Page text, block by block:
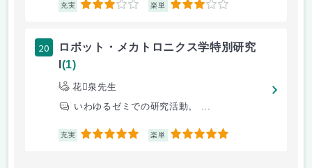
充実 3 楽単 3
20
ロボット・メカトロニクス学特別研究
(1)
花泉先生
いわゆるゼミでの研究活動。 ...
充実 5 楽単 5